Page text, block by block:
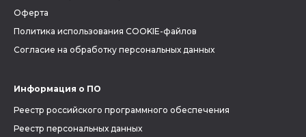
Оферта
Политика использования COOKIE-файлов
Согласие на обработку персональных данных
Информация о ПО
Реестр российского программного обеспечения
Реестр персональных данных